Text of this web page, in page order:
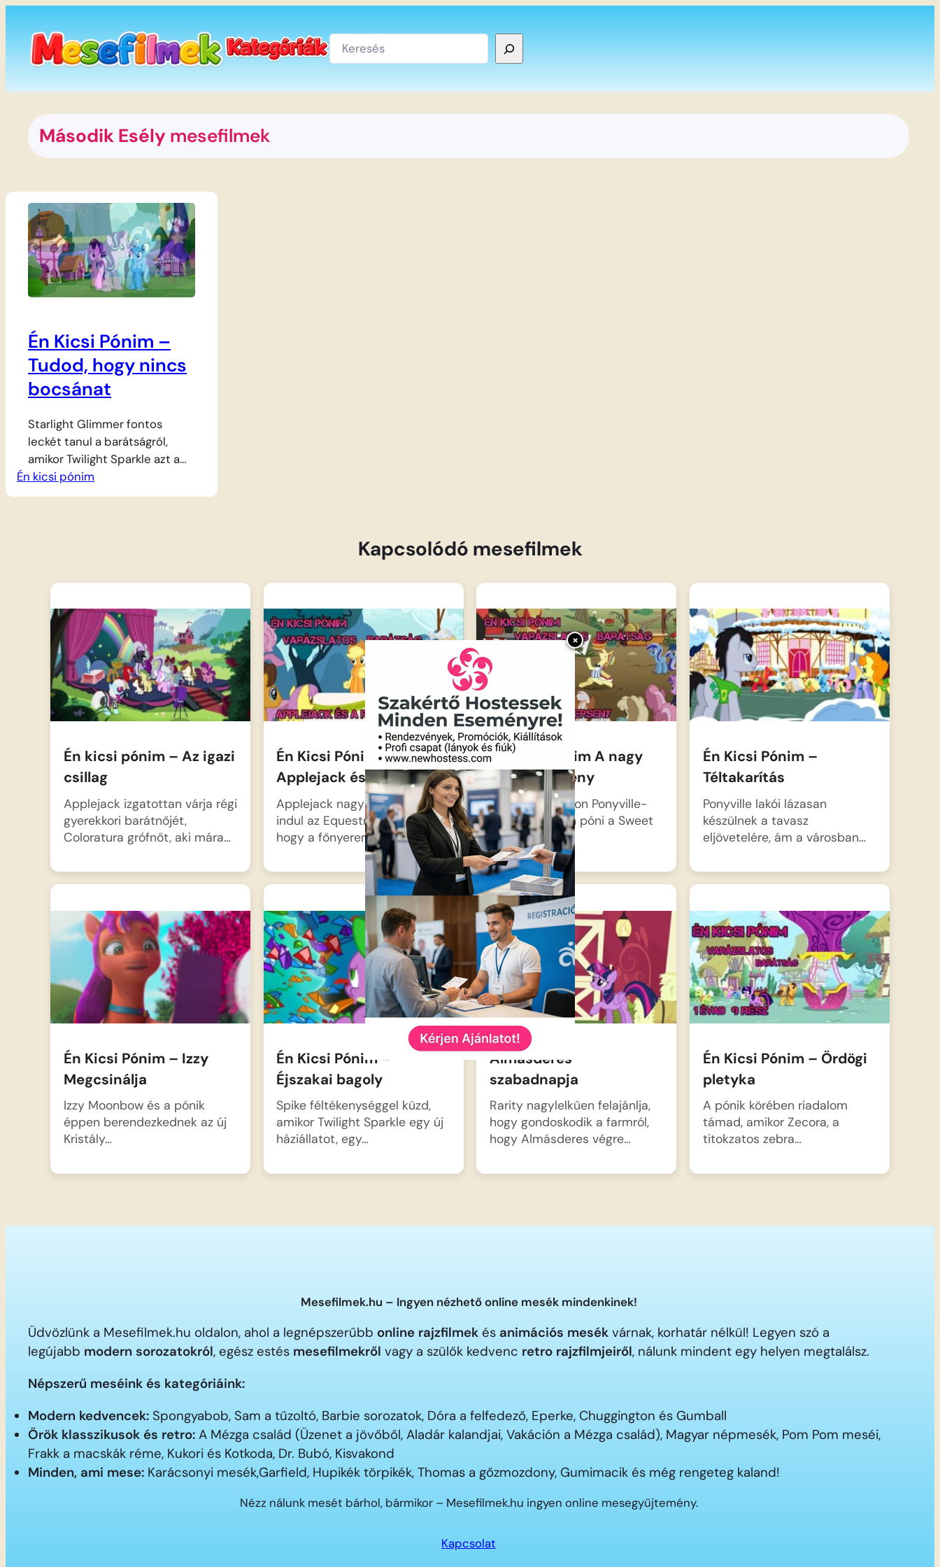
×
tartalomhoz
Keresés
Második Esély mesefilmek
Én Kicsi Pónim –
Tudod, hogy nincs
bocsánat
Starlight Glimmer fontos
leckét tanul a barátságról,
amikor Twilight Sparkle azt a
feladatot adja neki, hogy
keressen egy új barátot
közös hangot a múltbéli hibáik
gyanakvó, és nem hiszi el, hogy
a bűvész póni megváltozott,
ezért…
Én kicsi pónim
Kapcsolódó mesefilmek
Én kicsi pónim – Az igazi
csillag
Applejack izgatottan várja régi
gyerekkori barátnőjét,
Coloratura grófnőt, aki mára…
Én Kicsi Pónim
Applejack és a rodeó
Applejack nagy reményekkel
indul az Equestria Rodeóra,
hogy a főnyereményből…
Én Kicsi Pónim A nagy
almalé verseny
Itt az almaszezon Ponyville-
ben, és minden póni a Sweet
Apple…
Én Kicsi Pónim –
Téltakarítás
Ponyville lakói lázasan
készülnek a tavasz
eljövetelére, ám a városban…
Én Kicsi Pónim – Izzy
Megcsinálja
Izzy Moonbow és a pónik
éppen berendezkednek az új
Kristály…
Én Kicsi Pónim –
Éjszakai bagoly
Spike féltékenységgel küzd,
amikor Twilight Sparkle egy új
háziállatot, egy…
Almásderes
szabadnapja
Rarity nagylelkűen felajánlja,
hogy gondoskodik a farmról,
hogy Almásderes végre…
Én Kicsi Pónim – Ördögi
pletyka
A pónik körében riadalom
támad, amikor Zecora, a
titokzatos zebra…
Mesefilmek.hu – Ingyen nézhető online mesék mindenkinek!
Üdvözlünk a Mesefilmek.hu oldalon, ahol a legnépszerűbb online rajzfilmek és animációs mesék várnak, korhatár nélkül! Legyen szó a
legújabb modern sorozatokról, egész estés mesefilmekről vagy a szülők kedvenc retro rajzfilmjeiről, nálunk mindent egy helyen megtalálsz.
Népszerű meséink és kategóriáink:
Modern kedvencek: Spongyabob, Sam a tűzoltó, Barbie sorozatok, Dóra a felfedező, Eperke, Chuggington és Gumball
Örök klasszikusok és retro: A Mézga család (Üzenet a jövőből, Aladár kalandjai, Vakáción a Mézga család), Magyar népmesék, Pom Pom meséi,
Frakk a macskák réme, Kukori és Kotkoda, Dr. Bubó, Kisvakond
Minden, ami mese: Karácsonyi mesék,Garfield, Hupikék törpikék, Thomas a gőzmozdony, Gumimacik és még rengeteg kaland!
Nézz nálunk mesét bárhol, bármikor – Mesefilmek.hu ingyen online mesegyűjtemény.
Kapcsolat